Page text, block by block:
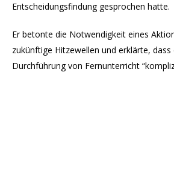
Entscheidungsfindung gesprochen hatte.
Er betonte die Notwendigkeit eines
zukünftige Hitzewellen und erklärte, dass
Durchführung von Fernunterricht